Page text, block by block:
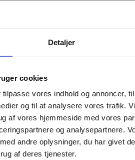
Detaljer
cookies
vores indhold og annoncer,
og til at analysere vores trafik.
af vores hjemmeside med vores
og analysepartnere.
andre oplysninger, du har givet
af deres tjenester.